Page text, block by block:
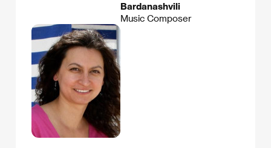
Bardanashvili
Music Composer